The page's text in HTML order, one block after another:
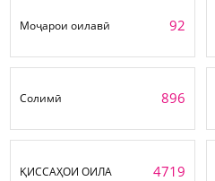
Моҷарои оилавӣ 92
Солимӣ 896
ҚИССАҲОИ ОИЛА 4719